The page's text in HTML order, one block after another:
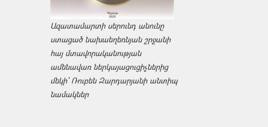
Ազատամարտի սերունդ անունը
ստացած նախաեղեռնյան շրջանի
հայ մտավորականության
ամենավառ ներկայացուցիչներից
մեկի՝ Ռուբեն Զարդարյանի անտիպ
նամակներ